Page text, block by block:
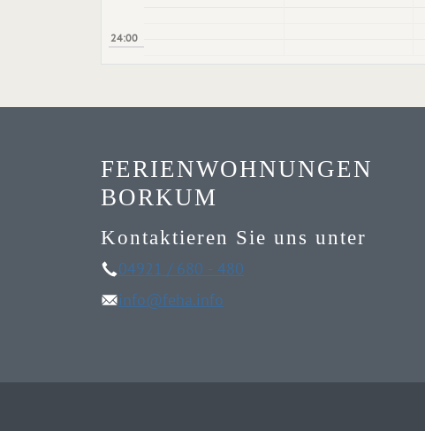
24:00
FERIENWOHNUNGEN
BORKUM
Kontaktieren Sie uns unter
04921 / 680 - 480
info@feha.info